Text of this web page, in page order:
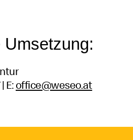
Umsetzung:
E:office@weseo.at